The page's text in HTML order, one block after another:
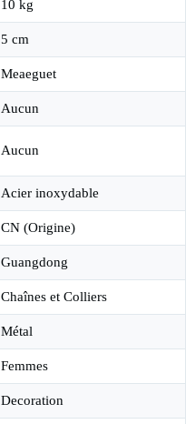
10 kg
5 cm
Meaeguet
Aucun
Aucun
Acier inoxydable
CN (Origine)
Guangdong
Chaînes et Colliers
Métal
Femmes
Decoration